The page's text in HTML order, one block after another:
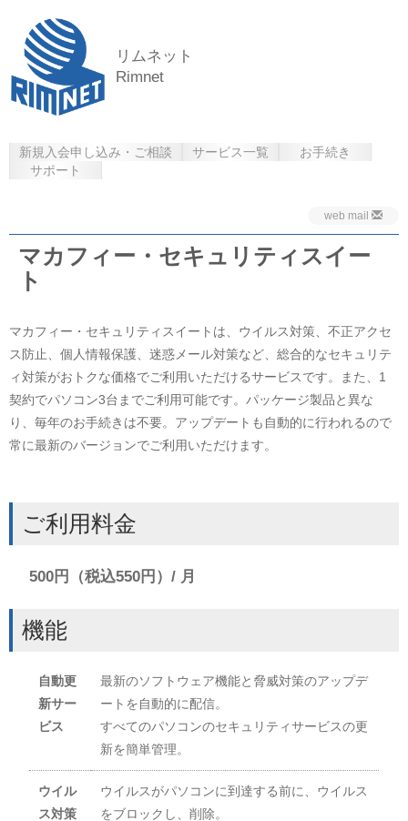
リムネット
Rimnet
新規入会申し込み・ご相談 サービス一覧
お手続き
サポート
web mail
マカフィー・セキュリティスイー
ト
マカフィー・セキュリティスイートは、ウイルス対策、不正アクセ
ス防止、個人情報保護、迷惑メール対策など、総合的なセキュリテ
ィ対策がおトクな価格でご利用いただけるサービスです。また、1
契約でパソコン3台までご利用可能です。パッケージ製品と異な
り、毎年のお手続きは不要。アップデートも自動的に行われるので
常に最新のバージョンでご利用いただけます。
ご利用料金
500円（税込550円）/ 月
機能
自動更
新サー
ビス
最新のソフトウェア機能と脅威対策のアップデ
ートを自動的に配信。
すべてのパソコンのセキュリティサービスの更
新を簡単管理。
ウイル
ス対策
ウイルスがパソコンに到達する前に、ウイルス
をブロックし、削除。